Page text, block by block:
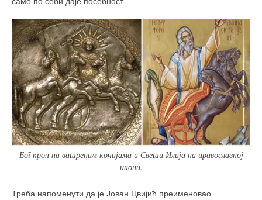
Бог крон на ватреним кочијама и Свети Илија на православној
икони.
Треба напоменути да је Јован Цвијић преименовао